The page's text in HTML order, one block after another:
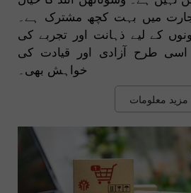
میں بہت کچھ مشترک ہے۔
کے لیے ذہانت اور تجربے کی
طرح آزادی اور قیادت کی
خواہش بھی۔
مزید معلومات